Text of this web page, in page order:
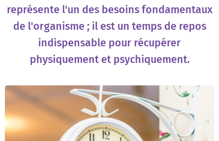
représente l'un des besoins fondamentaux
de l'organisme ; il est un temps de repos
indispensable pour récupérer
physiquement et psychiquement.